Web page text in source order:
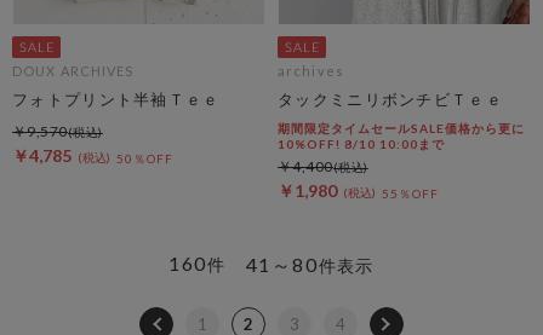
DOUX ARCHIVES
フォトプリント半袖Ｔｅｅ
￥4,785 50％OFF
￥9,570
archives
タックミニリボンチビＴｅｅ
期間限定タイムセールSALE価格から更に
10%OFF! 8/10 10:00まで
￥1,980 55％OFF
￥4,400
41～80件表示
160件
1 2 3 4